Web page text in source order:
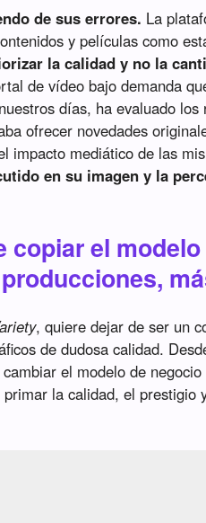
de sus errores. La
y películas como
la calidad y no la
de vídeo bajo demanda
días, ha evaluado
ofrecer novedades
impacto mediático de las
en su imagen y la
copiar el
, quiere dejar de ser un
de dudosa calidad.
el modelo de
la calidad, el prestigio